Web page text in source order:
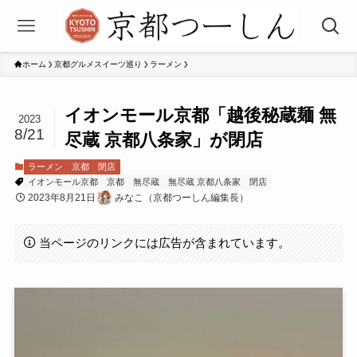
ホーム 京都グルメスイーツ巡り ラーメン
イオンモール京都「越後秘蔵麺 無
尽蔵 京都八条家」が閉店
2023
8/21
ラーメン 京都
閉店
イオンモール京都
京都 無尽蔵 無尽蔵 京都八条家 閉店
2023年8月21日 みなこ（京都つーしん編集長）
当ページのリンクには広告が含まれています。